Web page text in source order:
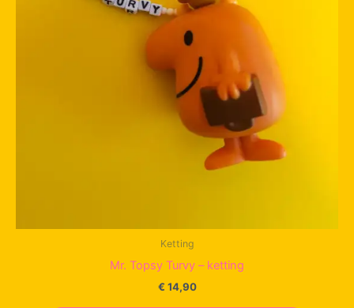
Ketting
Mr. Topsy Turvy – ketting
€ 14,90